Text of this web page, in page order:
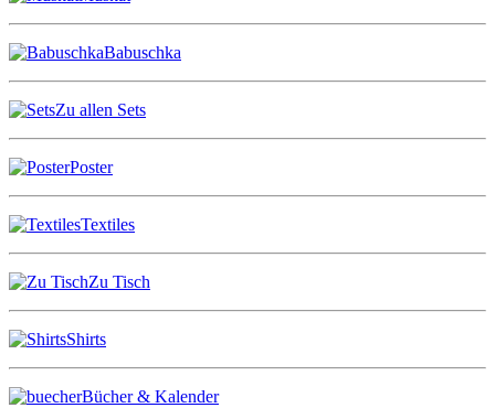
Babuschka
Zu allen Sets
Poster
Textiles
Zu Tisch
Shirts
Bücher & Kalender